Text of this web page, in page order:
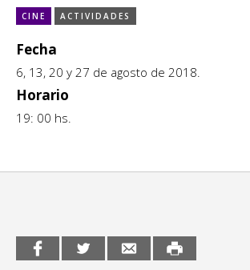
CCE en el interior/libros
Espacio itinerante de lectura infantil
Escénicas
Exposiciones
Formación
Género y Diversidad
Letras
Música
CINE ACTIVIDADES
Fecha
6, 13, 20 y 27 de agosto de 2018.
Horario
19: 00 hs.